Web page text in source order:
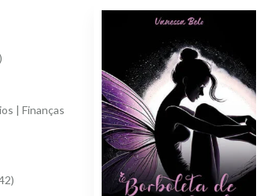
| Finanças